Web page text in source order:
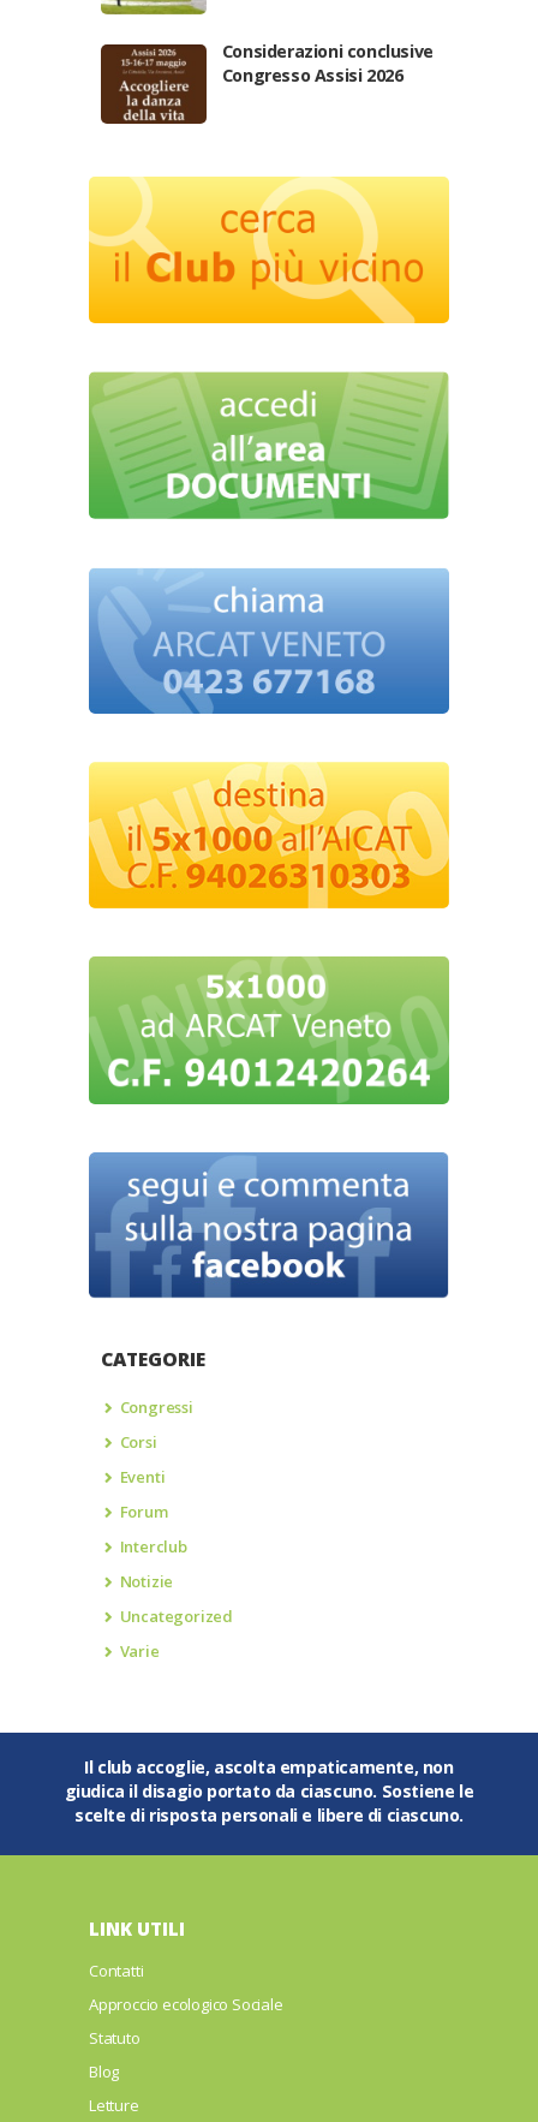
Considerazioni conclusive
Congresso Assisi 2026
CATEGORIE
Congressi
Corsi
Eventi
Forum
Interclub
Notizie
Uncategorized
Varie
Il club accoglie, ascolta empaticamente, non
giudica il disagio portato da ciascuno. Sostiene le
scelte di risposta personali e libere di ciascuno.
LINK UTILI
Contatti
Approccio ecologico Sociale
Statuto
Blog
Letture